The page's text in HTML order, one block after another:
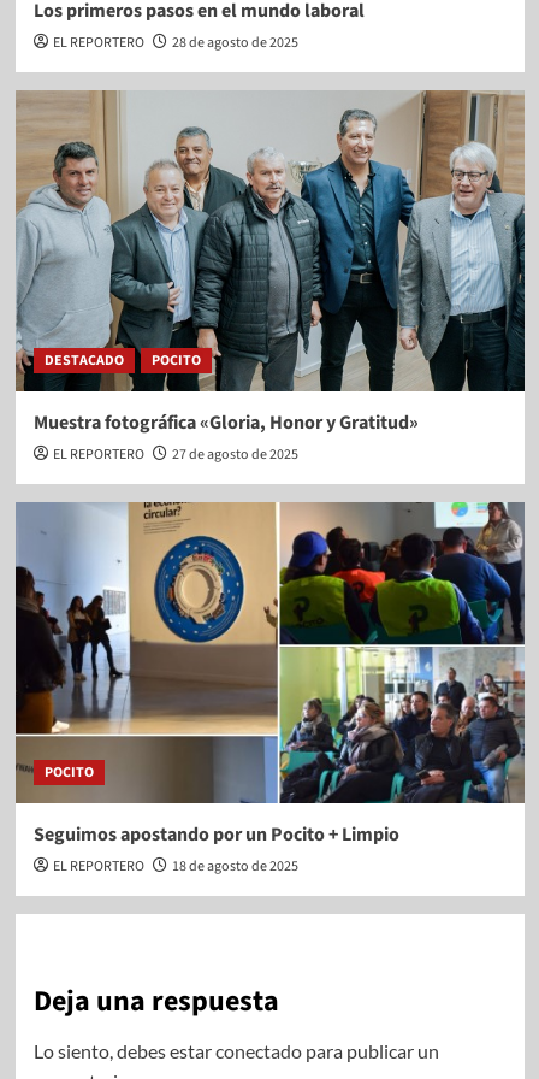
Los primeros pasos en el mundo laboral
EL REPORTERO 28 de agosto de 2025
DESTACADO POCITO
Muestra fotográfica «Gloria, Honor y Gratitud»
EL REPORTERO 27 de agosto de 2025
POCITO
Seguimos apostando por un Pocito + Limpio
EL REPORTERO 18 de agosto de 2025
Deja una respuesta
Lo siento, debes estarconectadopara publicar un